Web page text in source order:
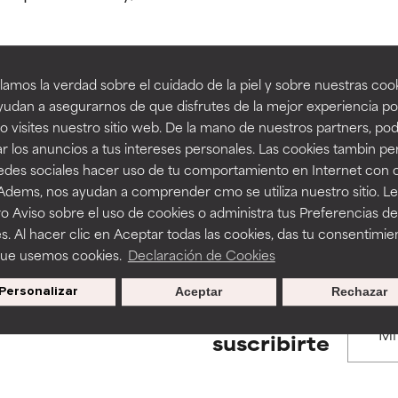
la verdad sobre el cuidado de la piel y sobre nuestras
a asegurarnos de que disfrutes de la mejor experiencia
visites nuestro sitio web. De la mano de nuestros partners,
los anuncios a tus intereses personales. Las cookies tambin
sociales hacer uso de tu comportamiento en Internet con
nos ayudan a comprender cmo se utiliza nuestro sitio.
Aviso sobre el uso de cookies o administra tus Preferencias de
Al hacer clic en Aceptar todas las cookies, das tu
usemos cookies. Declaración de Cookies
Personalizar Rechazar
Aceptar
BACK TO SEARCH
to assess ingredients in this dictionary. Regulations
tan beneficiosos como los de la categoría excelente, suelen ser
la estabilidad o la absorción de una fórmula.
ciertas limitaciones en cuanto a su apariencia, estabilidad o
básicos o que no cuentan con suficiente respaldo científico.
algunos beneficios se recomienda evitarlo por su
efectos adversos como irritación, inflamación o
se utiliza en altas concentraciones o junto con otros
tan beneficiosos como los de la categoría excelente, suelen ser
la estabilidad o la absorción de una fórmula.
ciertas limitaciones en cuanto a su apariencia, estabilidad o
básicos o que no cuentan con suficiente respaldo científico.
algunos beneficios se recomienda evitarlo por su
efectos adversos como irritación, inflamación o
se utiliza en altas concentraciones o junto con otros
suscribirte